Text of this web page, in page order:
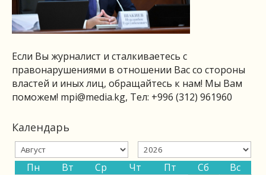
Если Вы журналист и сталкиваетесь с
правонарушениями в отношении Вас со стороны
властей и иных лиц, обращайтесь к нам! Мы Вам
поможем! mpi@media.kg, Тел: +996 (312) 961960
Календарь
Пн Вт Ср Чт Пт Сб
Вс